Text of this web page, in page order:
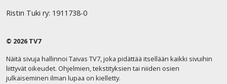
Ristin Tuki ry: 1911738-0
© 2026 TV7
Näitä sivuja hallinnoi Taivas TV7, joka pidättää itsellään kaikki sivuihin
liittyvät oikeudet. Ohjelmien, tekstityksien tai niiden osien
julkaiseminen ilman lupaa on kielletty.